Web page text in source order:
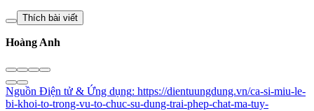
Thích bài viết
Hoàng Anh
Nguồn Điện tử & Ứng dụng: https://dientuungdung.vn/ca-si-miu-le-
bi-khoi-to-trong-vu-to-chuc-su-dung-trai-phep-chat-ma-tuy-